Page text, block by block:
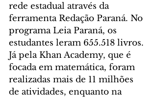
rede estadual através da
ferramenta Redação Paraná. No
programa Leia Paraná, os
estudantes leram 655.518 livros.
Já pela Khan Academy, que é
focada em matemática, foram
realizadas mais de 11 milhões
de atividades, enquanto na